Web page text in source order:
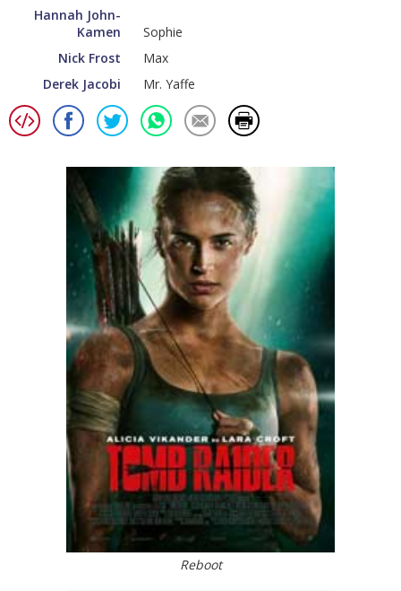
Hannah John-
Kamen
Sophie
Nick Frost
Max
Derek Jacobi
Mr. Yaffe
Reboot